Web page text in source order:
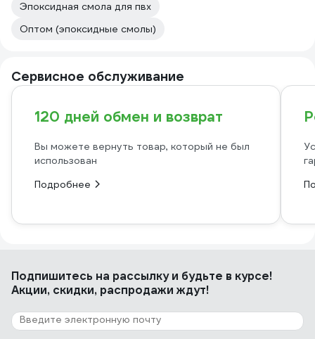
Эпоксидная смола для пвх
Оптом (эпоксидные смолы)
Сервисное обслуживание
120 дней обмен и возврат
Вы можете вернуть товар, который не был
использован
Подробнее
Подпишитесь на рассылкуи будьте в курсе!
Акции, скидки, распродажи ждут!